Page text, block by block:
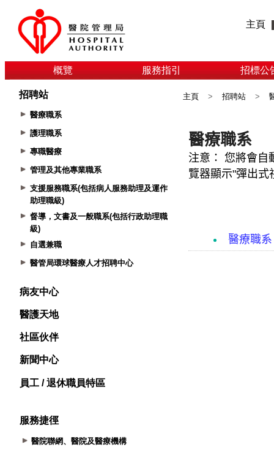
主頁
概覽 服務指引 招標公
招聘站
醫療職系
護理職系
專職醫療
管理及其他專業職系
支援服務職系(包括病人服務助理及運作
助理職級)
督導，文書及一般職系(包括行政助理職
級)
自選兼職
醫管局環球醫療人才招聘中心
病友中心
醫護天地
社區伙伴
新聞中心
員工 / 退休職員特區
服務捷徑
醫院聯網、醫院及醫療機構
主頁 > 招聘站 >